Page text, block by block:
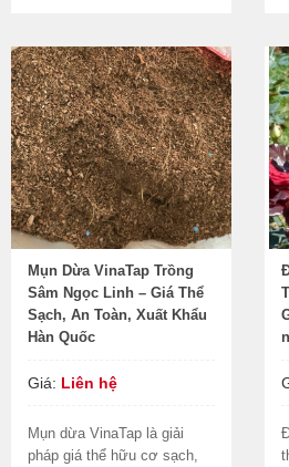
Mụn Dừa VinaTap Trồng
Sâm Ngọc Linh – Giá Thể
Sạch, An Toàn, Xuất Khẩu
Hàn Quốc
Giá: Liên hệ
Mụn dừa VinaTap là giải
pháp giá thể hữu cơ sạch,